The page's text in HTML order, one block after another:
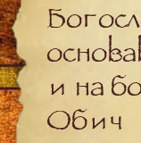
и на
Обич